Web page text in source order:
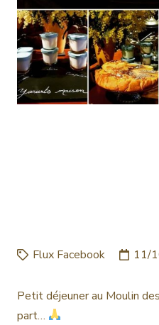
Flux Facebook 11/
Petit déjeuner au Moulin
part…